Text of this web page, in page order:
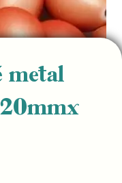
metal